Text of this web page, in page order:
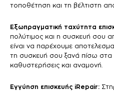
τοποθέτηση και τη βέλτιστη
Εξωπραγματική ταχύτητα
πολύτιμος και η συσκευή σου
είναι να παρέχουμε
τη συσκευή σου ξανά πίσω στα
καθυστερήσεις και αναμονή.
Εγγύηση επισκευής iRepair: